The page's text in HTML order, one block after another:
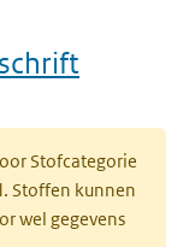
Stofcategorie
Stoffen kunnen
wel gegevens